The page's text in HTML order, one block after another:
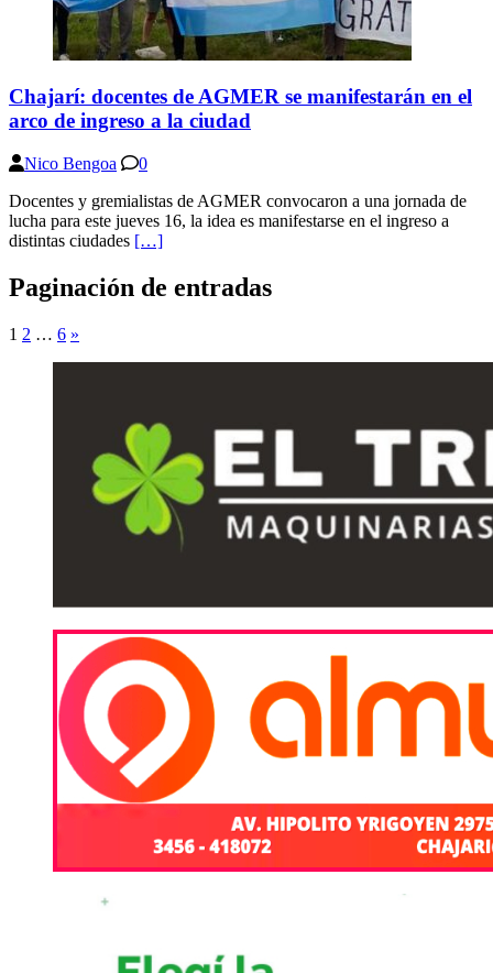
Chajarí: docentes de AGMER se manifestarán en el
arco de ingreso a la ciudad
Nico Bengoa
0
Docentes y gremialistas de AGMER convocaron a una jornada de
lucha para este jueves 16, la idea es manifestarse en el ingreso a
distintas ciudades […]
Paginación de entradas
1 2 … 6 »